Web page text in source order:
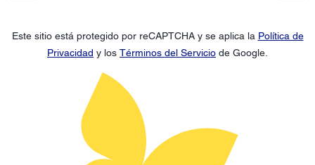
Este sitio está protegido por reCAPTCHA y se aplica la Política de
Privacidad y los Términos del Servicio de Google.